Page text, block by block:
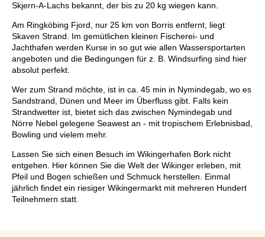
Skjern-A-Lachs bekannt, der bis zu 20 kg wiegen kann.
Am Ringköbing Fjord, nur 25 km von Borris entfernt, liegt
Skaven Strand. Im gemütlichen kleinen Fischerei- und
Jachthafen werden Kurse in so gut wie allen Wassersportarten
angeboten und die Bedingungen für z. B. Windsurfing sind hier
absolut perfekt.
Wer zum Strand möchte, ist in ca. 45 min in Nymindegab, wo es
Sandstrand, Dünen und Meer im Überfluss gibt. Falls kein
Strandwetter ist, bietet sich das zwischen Nymindegab und
Nörre Nebel gelegene Seawest an - mit tropischem Erlebnisbad,
Bowling und vielem mehr.
Lassen Sie sich einen Besuch im Wikingerhafen Bork nicht
entgehen. Hier können Sie die Welt der Wikinger erleben, mit
Pfeil und Bogen schießen und Schmuck herstellen. Einmal
jährlich findet ein riesiger Wikingermarkt mit mehreren Hundert
Teilnehmern statt.